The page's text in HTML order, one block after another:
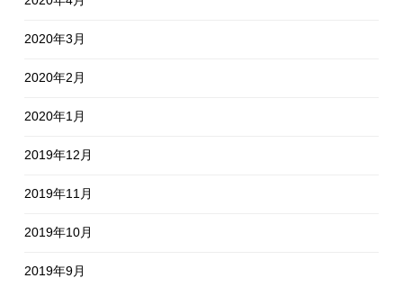
2020年3月
2020年2月
2020年1月
2019年12月
2019年11月
2019年10月
2019年9月